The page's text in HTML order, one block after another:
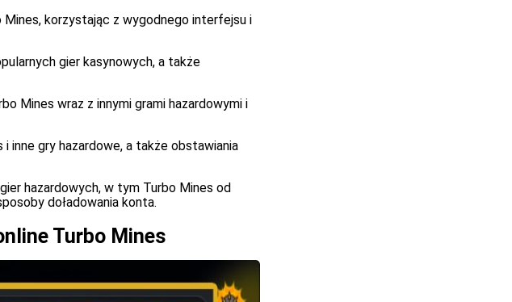
korzystając z wygodnego interfejsu i
gier kasynowych, a także
Mines wraz z innymi grami hazardowymi i
inne gry hazardowe, a także obstawiania
hazardowych, w tym Turbo Mines od
doładowania konta.
Turbo Mines